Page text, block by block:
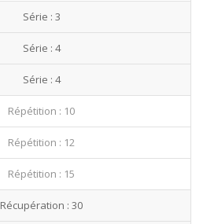
Série : 3
Série : 4
Série : 4
Répétition : 10
Répétition : 12
Répétition : 15
Récupération : 30